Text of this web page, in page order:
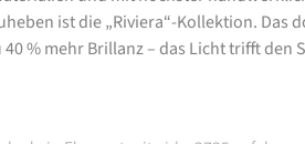
ist die „Riviera“-Kollektion. Das
% mehr Brillanz – das Licht trifft den